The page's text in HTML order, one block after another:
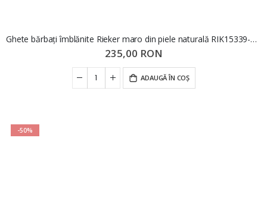
Ghete bărbați îmblănite Rieker maro din piele naturală RIK15339-25M
235,00 RON
ADAUGĂ ÎN COȘ
-50%